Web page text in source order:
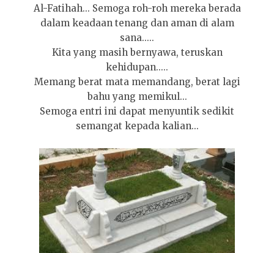
Al-Fatihah... Semoga roh-roh mereka berada
dalam keadaan tenang dan aman di alam
sana.....
Kita yang masih bernyawa, teruskan
kehidupan.....
Memang berat mata memandang, berat lagi
bahu yang memikul...
Semoga entri ini dapat menyuntik sedikit
semangat kepada kalian...